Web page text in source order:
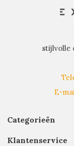
stijlvolle
E-
Categorieën
Klantenservice